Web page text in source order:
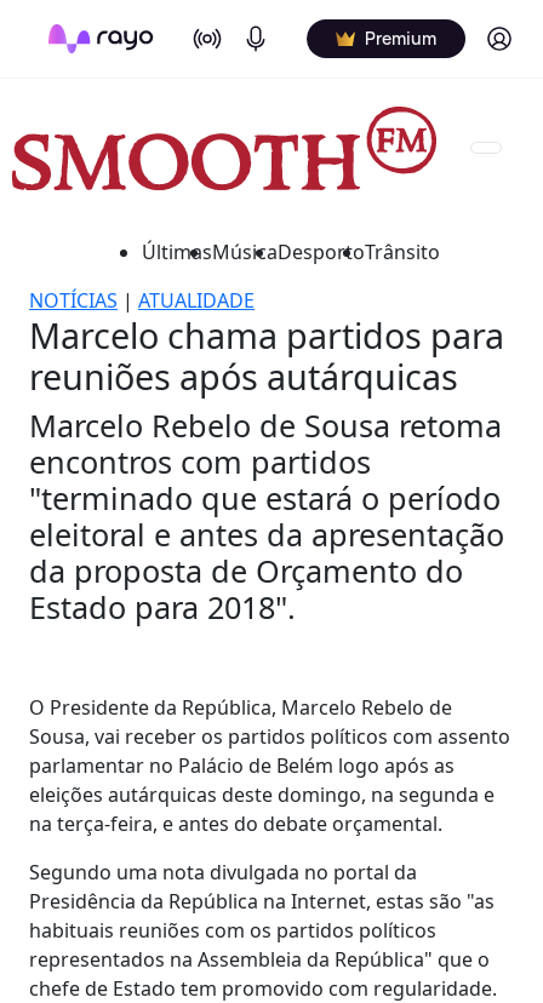
On Air Podcasts Premium Log in
ÚltimasMúsicaDesportoTrânsito
NOTÍCIAS | ATUALIDADE
Marcelo chama partidos para
reuniões após autárquicas
Marcelo Rebelo de Sousa retoma
encontros com partidos
"terminado que estará o período
eleitoral e antes da apresentação
da proposta de Orçamento do
Estado para 2018".
O Presidente da República, Marcelo Rebelo de
Sousa, vai receber os partidos políticos com assento
parlamentar no Palácio de Belém logo após as
eleições autárquicas deste domingo, na segunda e
na terça-feira, e antes do debate orçamental.
Segundo uma nota divulgada no portal da
Presidência da República na Internet, estas são "as
habituais reuniões com os partidos políticos
representados na Assembleia da República" que o
chefe de Estado tem promovido com regularidade.